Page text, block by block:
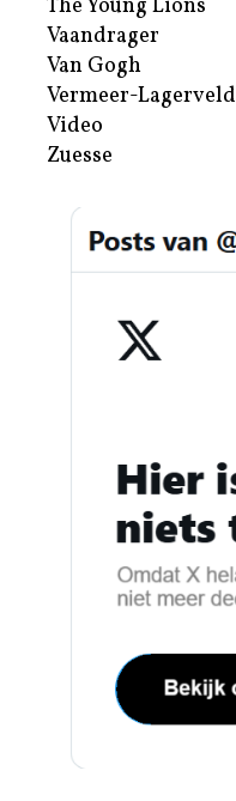
The Young Lions
Vaandrager
Van Gogh
Vermeer-Lagerveld
Video
Zuesse